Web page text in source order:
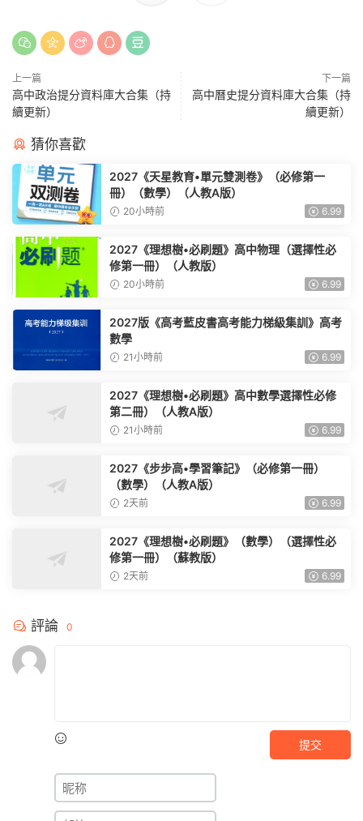
上一篇
高中政治提分資料庫大合集（持
續更新）
下一篇
高中曆史提分資料庫大合集（持
續更新）
猜你喜歡
2027《天星教育•單元雙測卷》（必修第一
冊）（數學）（人教A版）
20小時前 6.99
2027《理想樹•必刷題》高中物理（選擇性必
修第一冊）（人教版）
20小時前 6.99
2027版《高考藍皮書高考能力梯級集訓》高考
數學
21小時前 6.99
2027《理想樹•必刷題》高中數學選擇性必修
第二冊）（人教A版）
21小時前 6.99
2027《步步高•學習筆記》（必修第一冊）
（數學）（人教A版）
2天前 6.99
2027《理想樹•必刷題》（數學）（選擇性必
修第一冊）（蘇教版）
2天前 6.99
評論 0
提交